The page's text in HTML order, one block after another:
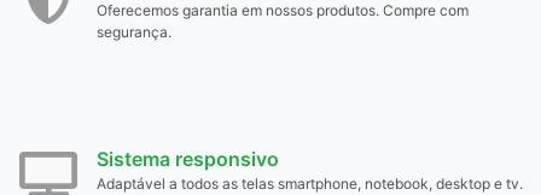
Oferecemos garantia em nossos produtos. Compre com
segurança.
Sistema responsivo
Adaptável a todos as telas smartphone, notebook, desktop e tv.